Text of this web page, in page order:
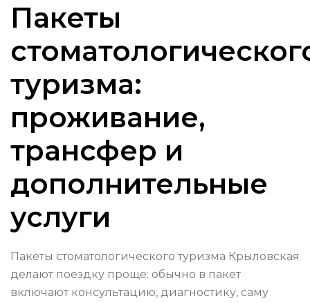
Пакеты
туризма:
проживание,
трансфер и
дополнительные
услуги
Пакеты стоматологического туризма Крыловская
делают поездку проще: обычно в пакет
включают консультацию, диагностику, саму